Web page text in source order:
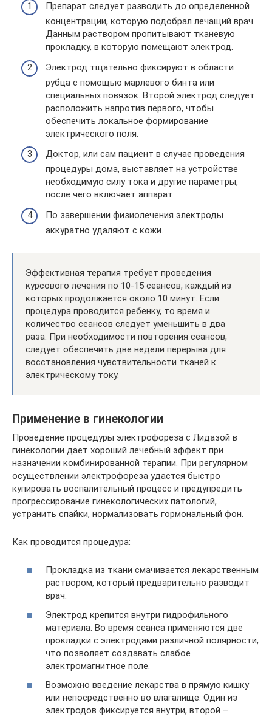
Препарат следует разводить до определенной
концентрации, которую подобрал лечащий врач.
Данным раствором пропитывают тканевую
прокладку, в которую помещают электрод.
Электрод тщательно фиксируют в области
рубца с помощью марлевого бинта или
специальных повязок. Второй электрод следует
расположить напротив первого, чтобы
обеспечить локальное формирование
электрического поля.
Доктор, или сам пациент в случае проведения
процедуры дома, выставляет на устройстве
необходимую силу тока и другие параметры,
после чего включает аппарат.
По завершении физиолечения электроды
аккуратно удаляют с кожи.
Эффективная терапия требует проведения
курсового лечения по 10-15 сеансов, каждый из
которых продолжается около 10 минут. Если
процедура проводится ребенку, то время и
количество сеансов следует уменьшить в два
раза. При необходимости повторения сеансов,
следует обеспечить две недели перерыва для
восстановления чувствительности тканей к
электрическому току.
Применение в гинекологии
Проведение процедуры электрофореза с Лидазой в
гинекологии дает хороший лечебный эффект при
назначении комбинированной терапии. При регулярном
осуществлении электрофореза удастся быстро
купировать воспалительный процесс и предупредить
прогрессирование гинекологических патологий,
устранить спайки, нормализовать гормональный фон.
Как проводится процедура:
Прокладка из ткани смачивается лекарственным
раствором, который предварительно разводит
врач.
Электрод крепится внутри гидрофильного
материала. Во время сеанса применяются две
прокладки с электродами различной полярности,
что позволяет создавать слабое
электромагнитное поле.
Возможно введение лекарства в прямую кишку
или непосредственно во влагалище. Один из
электродов фиксируется внутри, второй –